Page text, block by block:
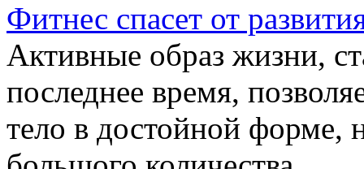
Фитнес спасет от
Активные образ жизни,
последнее время,
тело в достойной форме,